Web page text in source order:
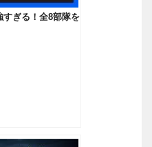
すぎる！全8部隊を